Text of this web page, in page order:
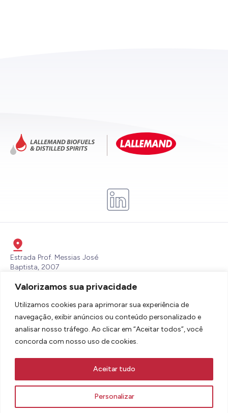
Valorizamos sua privacidade
Utilizamos cookies para aprimorar sua experiência de
navegação, exibir anúncios ou conteúdo personalizado e
analisar nosso tráfego. Ao clicar em “Aceitar todos”, você
concorda com nosso uso de cookies.
Personalizar
Aceitar tudo
Estrada Prof. Messias José
Baptista, 2007
13432-700
(19) 3436-6600